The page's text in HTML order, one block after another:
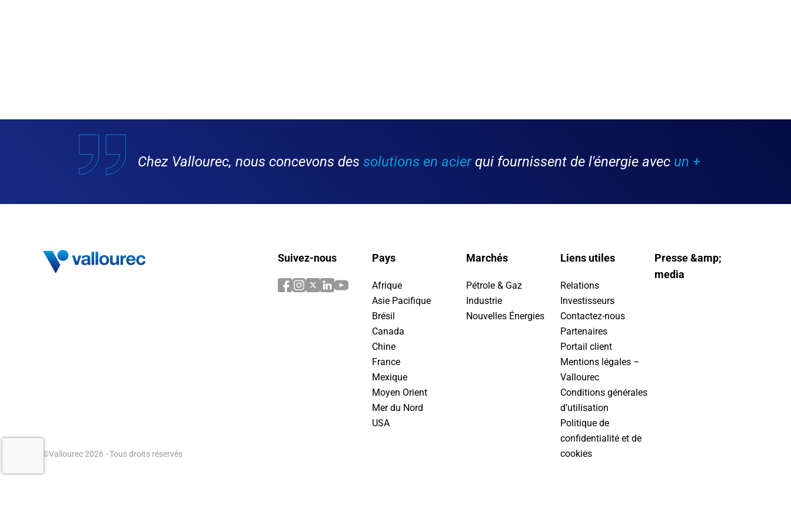
Chez Vallourec, nous concevons des solutions en acierqui fournissent de l'énergie avec un +
©Vallourec 2026 - Tous droits réservés
Suivez-nous Pays
Afrique
Asie Pacifique
Brésil
Canada
Chine
France
Mexique
Moyen Orient
Mer du Nord
USA
Marchés
Pétrole & Gaz
Industrie
Nouvelles Énergies
Liens utiles
Relations
Investisseurs
Contactez-nous
Partenaires
Portail client
Mentions légales –
Vallourec
Conditions générales
d’utilisation
Politique de
confidentialité et de
cookies
Presse &amp;
media